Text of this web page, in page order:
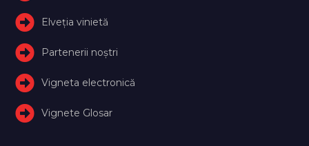
Elveţia vinietă
Partenerii noștri
Vigneta electronică
Vignete Glosar